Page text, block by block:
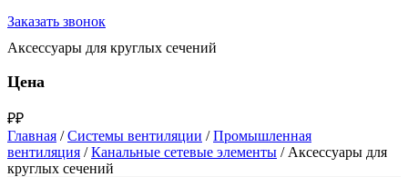
Заказать звонок
Аксессуары для круглых сечений
Цена
₽₽
Главная /Системы вентиляции /Промышленная
вентиляция /Канальные сетевые элементы / Аксессуары для
круглых сечений